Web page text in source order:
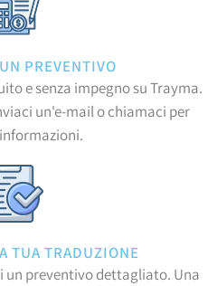
PREVENTIVO
e senza impegno su Trayma.
un'e-mail o chiamaci per
TUA TRADUZIONE
preventivo dettagliato. Una